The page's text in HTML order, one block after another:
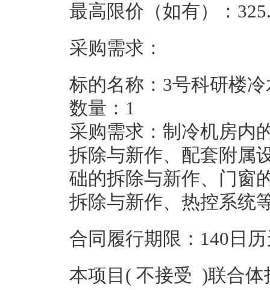
最高限价（如有）：
采购需求：
标的名称：3号科研楼
数量：1
采购需求：制冷机房内
拆除与新作、配套附属
础的拆除与新作、门窗
拆除与新作、热控系统
合同履行期限：140日
本项目( 不接受 )联合体